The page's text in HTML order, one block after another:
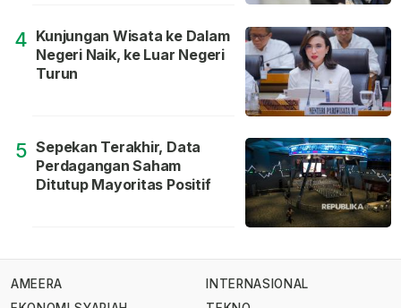
4 Kunjungan Wisata ke Dalam
Negeri Naik, ke Luar Negeri
Turun
5 Sepekan Terakhir, Data
Perdagangan Saham
Ditutup Mayoritas Positif
AMEERA
INTERNASIONAL